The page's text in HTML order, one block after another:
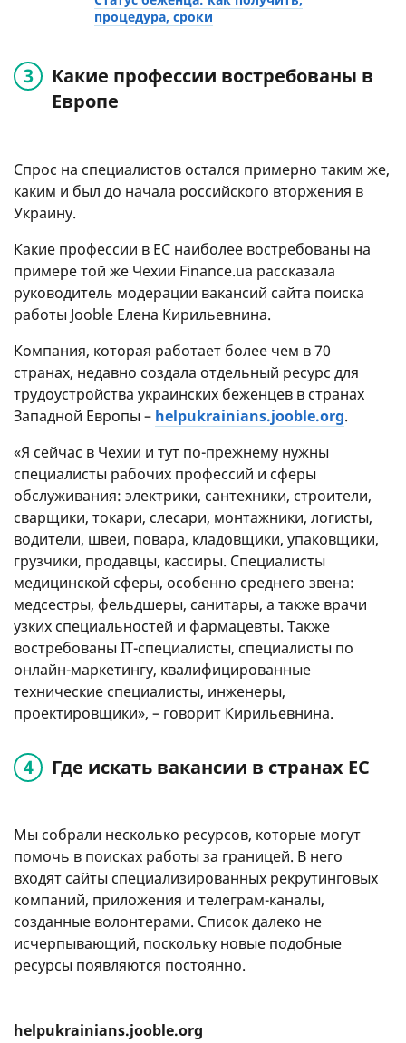
процедура, сроки
Какие профессии востребованы в
Европе
Спрос на специалистов остался примерно таким же,
каким и был до начала российского вторжения в
Украину.
Какие профессии в ЕС наиболее востребованы на
примере той же Чехии Finance.ua рассказала
руководитель модерации вакансий сайта поиска
работы Jooble Елена Кирильевнина.
Компания, которая работает более чем в 70
странах, недавно создала отдельный ресурс для
трудоустройства украинских беженцев в странах
Западной Европы – helpukrainians.jooble.org.
«Я сейчас в Чехии и тут по-прежнему нужны
специалисты рабочих профессий и сферы
обслуживания: электрики, сантехники, строители,
сварщики, токари, слесари, монтажники, логисты,
водители, швеи, повара, кладовщики, упаковщики,
грузчики, продавцы, кассиры. Специалисты
медицинской сферы, особенно среднего звена:
медсестры, фельдшеры, санитары, а также врачи
узких специальностей и фармацевты. Также
востребованы IT-специалисты, специалисты по
онлайн-маркетингу, квалифицированные
технические специалисты, инженеры,
проектировщики», – говорит Кирильевнина.
Где искать вакансии в странах ЕС
Мы собрали несколько ресурсов, которые могут
помочь в поисках работы за границей. В него
входят сайты специализированных рекрутинговых
компаний, приложения и телеграм-каналы,
созданные волонтерами. Список далеко не
исчерпывающий, поскольку новые подобные
ресурсы появляются постоянно.
helpukrainians.jooble.org